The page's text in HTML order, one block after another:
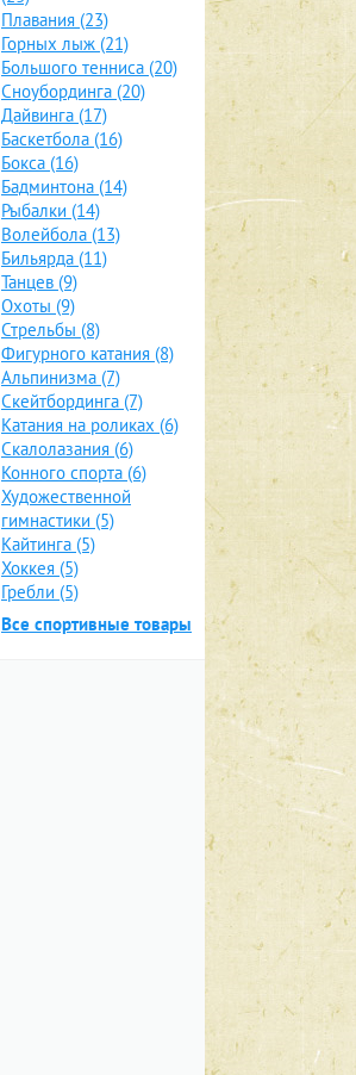
Плавания (23)
Горных лыж (21)
Большого тенниса (20)
Сноубординга (20)
Дайвинга (17)
Баскетбола (16)
Бокса (16)
Бадминтона (14)
Рыбалки (14)
Волейбола (13)
Бильярда (11)
Танцев (9)
Охоты (9)
Стрельбы (8)
Фигурного катания (8)
Альпинизма (7)
Скейтбординга (7)
Катания на роликах (6)
Скалолазания (6)
Конного спорта (6)
Художественной
гимнастики (5)
Кайтинга (5)
Хоккея (5)
Гребли (5)
Все спортивные товары